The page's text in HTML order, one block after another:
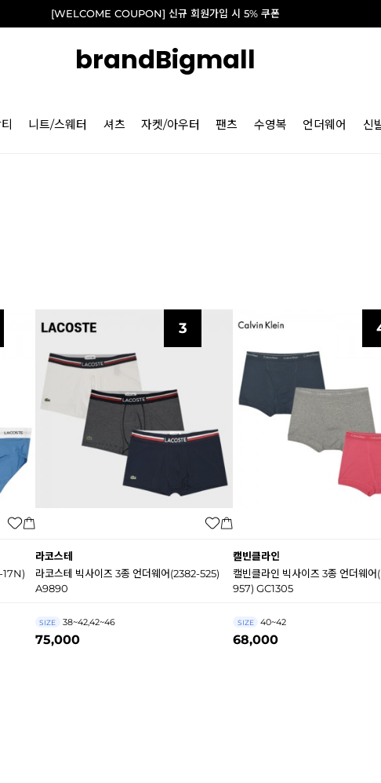
[WELCOME COUPON] 신규 회원가입 시 5% 쿠폰
brandBigmall
니트/스웨터 셔츠 자켓/아우터 팬츠 수영복 언더웨어 신
17N)
3
라코스테
라코스테 빅사이즈 3종 언더웨어(2382-525)
A9890
SIZE 38~42,42~46
75,000
캘빈클라인
캘빈클라인 빅사이즈 3종 언더웨
957) GC1305
SIZE 40~42
68,000